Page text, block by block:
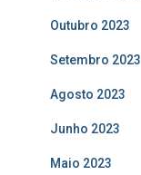
Outubro 2023
Setembro 2023
Agosto 2023
Junho 2023
Maio 2023